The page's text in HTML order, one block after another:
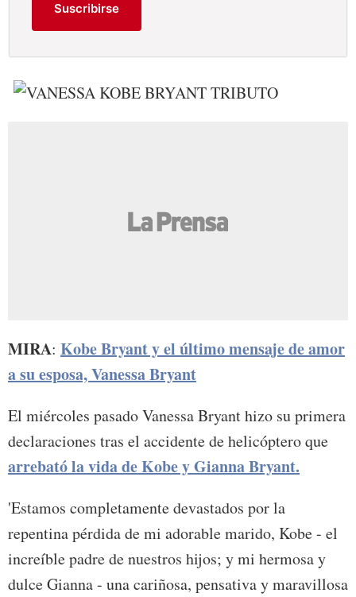
Suscribirse
MIRA: Kobe Bryant y el último mensaje de amor
a su esposa, Vanessa Bryant
El miércoles pasado Vanessa Bryant hizo su primera
declaraciones tras el accidente de helicóptero que
arrebató la vida de Kobe y Gianna Bryant.
'Estamos completamente devastados por la
repentina pérdida de mi adorable marido, Kobe - el
increíble padre de nuestros hijos; y mi hermosa y
dulce Gianna - una cariñosa, pensativa y maravillosa